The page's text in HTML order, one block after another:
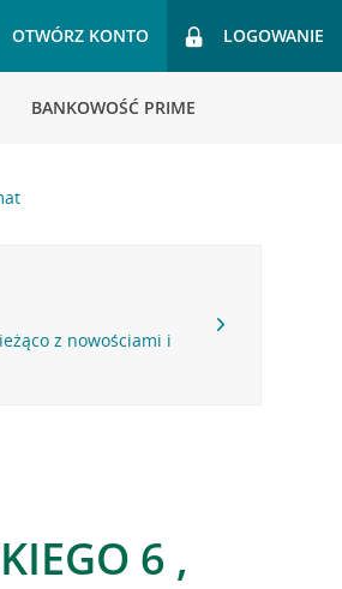
OTWÓRZ KONTO LOGOWANIE
BANKOWOŚĆ PRIME
z nowościami i
6 ,